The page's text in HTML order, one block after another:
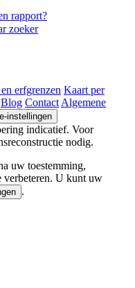
rapport?
zoeker
erfgrenzen Kaart per
Blog Contact Algemene
instellingen
indicatief. Voor
nodig.
uw toestemming,
verbeteren. U kunt uw
.